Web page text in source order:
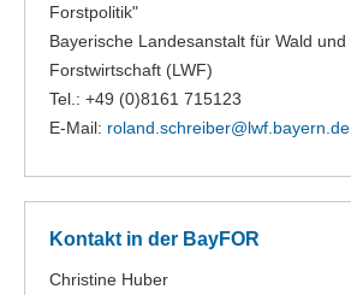
Forstpolitik"
Bayerische Landesanstalt für Wald und
Forstwirtschaft (LWF)
Tel.: +49 (0)8161 715123
E-Mail: roland.schreiber@lwf.bayern.de
Kontakt in der BayFOR
Christine Huber